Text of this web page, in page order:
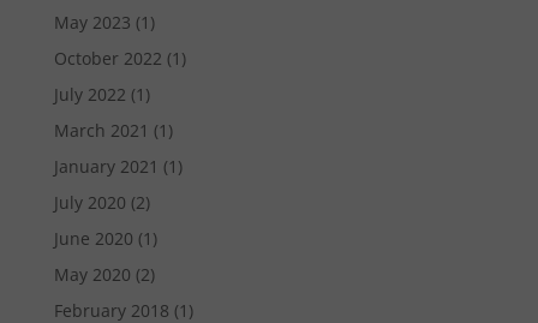
May 2023 (1)
October 2022 (1)
July 2022 (1)
March 2021 (1)
January 2021 (1)
July 2020 (2)
June 2020 (1)
May 2020 (2)
February 2018 (1)